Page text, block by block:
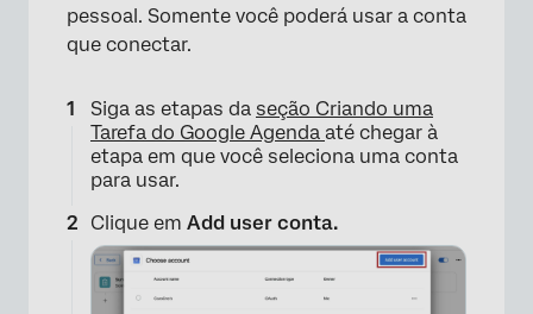
pessoal. Somente você poderá usar a conta
que conectar.
Siga as etapas da seção Criando uma
Tarefa do Google Agenda até chegar à
etapa em que você seleciona uma conta
para usar.
Clique em Add user conta.